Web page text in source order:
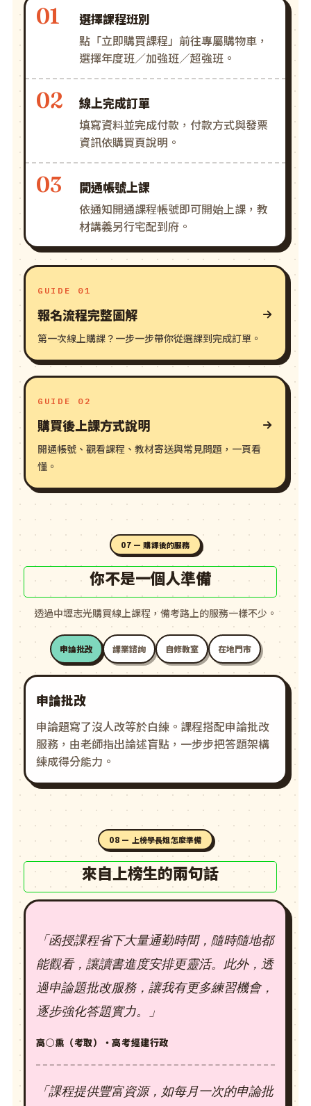
選擇課程班別
點「立即購買課程」前往專屬購物車，
選擇年度班／加強班／超強班。
線上完成訂單
填寫資料並完成付款，付款方式與發票
資訊依購買頁說明。
開通帳號上課
依通知開通課程帳號即可開始上課，教
材講義另行宅配到府。
GUIDE 01
報名流程完整圖解
第一次線上購課？一步一步帶你從選課到完成訂單。
GUIDE 02
購買後上課方式說明
開通帳號、觀看課程、教材寄送與常見問題，一頁看
懂。
07 — 購課後的服務
你不是一個人準備
透過中壢志光購買線上課程，備考路上的服務一樣不少。
申論批改 課業諮詢 自修教室 在地門市
申論批改
申論題寫了沒人改等於白練。課程搭配申論批改
服務，由老師指出論述盲點，一步步把答題架構
練成得分能力。
08 — 上榜學長姐怎麼準備
來自上榜生的兩句話
「函授課程省下大量通勤時間，隨時隨地都
能觀看，讓讀書進度安排更靈活。此外，透
過申論題批改服務，讓我有更多練習機會，
逐步強化答題實力。」
高○熏（考取）・高考經建行政
「課程提供豐富資源，如每月一次的申論批